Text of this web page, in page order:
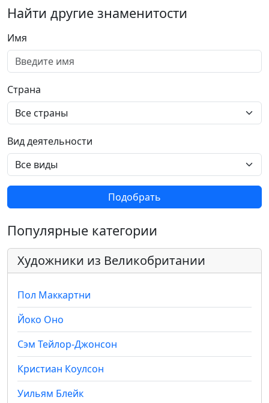
Найти другие знаменитости
Имя
Страна
Вид деятельности
Подобрать
Популярные категории
Художники из Великобритании
Пол Маккартни
Йоко Оно
Сэм Тейлор-Джонсон
Кристиан Коулсон
Уильям Блейк